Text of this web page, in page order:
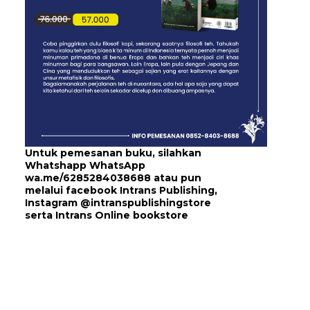
Untuk pemesanan buku, silahkan
Whatshapp WhatsApp
wa.me/6285284038688 atau pun
melalui facebook Intrans Publishing,
Instagram @intranspublishingstore
serta Intrans Online bookstore